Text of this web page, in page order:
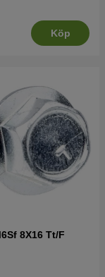
Köp
8X16 Tt/F